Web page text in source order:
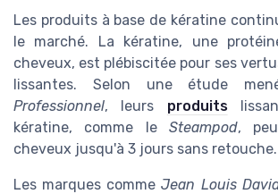
Les produits à base de kératine
le marché. La kératine, une
cheveux, est plébiscitée pour ses
lissantes. Selon une étude
Professionnel, leurs produits
kératine, comme le Steampod,
cheveux jusqu'à 3 jours sans retouche.
Les marques commeJean Louis